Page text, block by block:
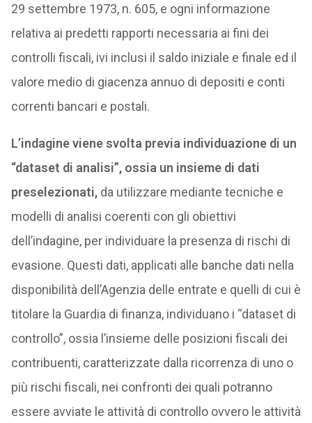
29 settembre 1973, n. 605, e ogni informazione
relativa ai predetti rapporti necessaria ai fini dei
controlli fiscali, ivi inclusi il saldo iniziale e finale ed il
valore medio di giacenza annuo di depositi e conti
correnti bancari e postali.
L’indagine viene svolta previa individuazione di un
“dataset di analisi”, ossia un insieme di dati
preselezionati,da utilizzare mediante tecniche e
modelli di analisi coerenti con gli obiettivi
dell’indagine, per individuare la presenza di rischi di
evasione. Questi dati, applicati alle banche dati nella
disponibilità dell’Agenzia delle entrate e quelli di cui è
titolare la Guardia di finanza, individuano i “dataset di
controllo”, ossia l’insieme delle posizioni fiscali dei
contribuenti, caratterizzate dalla ricorrenza di uno o
più rischi fiscali, nei confronti dei quali potranno
essere avviate le attività di controllo ovvero le attività